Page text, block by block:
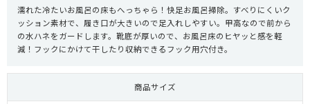
濡れた冷たいお風呂の床もへっちゃら！快足お風呂掃除。すべりにくいク
ッション素材で、履き口が大きいので足入れしやすい。甲高なので前から
の水ハネをガードします。靴底が厚いので、お風呂床のヒヤッと感を軽
減！フックにかけて干したり収納できるフック用穴付き。
商品サイズ